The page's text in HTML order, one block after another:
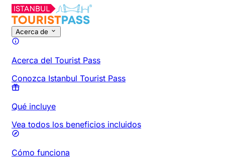
Acerca de
Acerca del Tourist Pass
Conozca Istanbul Tourist Pass
Qué incluye
Vea todos los beneficios incluidos
Cómo funciona